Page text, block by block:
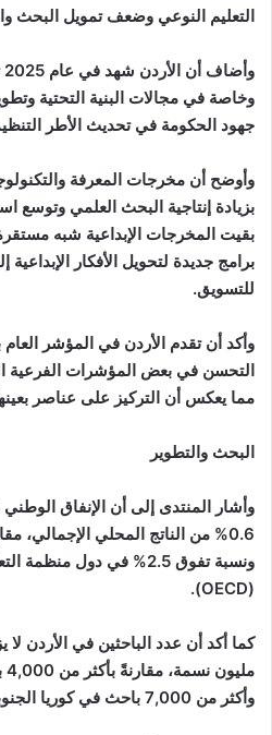
التعليم النوعي وضعف تمويل البحث
وخاصة في مجالات البنية التحتية
جهود الحكومة في تحديث الأطر
وأوضح أن مخرجات المعرفة
بزيادة إنتاجية البحث العلمي وتوسع
بقيت المخرجات الإبداعية شبه
برامج جديدة لتحويل الأفكار
للتسويق.
وأكد أن تقدم الأردن في المؤشر العام
مما يعكس أن التركيز على عناصر
البحث والتطوير
وأشار المنتدى إلى أن الإنفاق
ونسبة تفوق 2.5% في دول
(OECD).
وأكثر من 7,000 باحث في كوريا الجنوبية.